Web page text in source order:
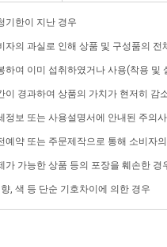
기한이 지난 경우
자의 과실로 인해 상품 및 구성품의
하여 이미 섭취하였거나 사용(착용 및
이 경과하여 상품의 가치가 현저히 감
정보 또는 사용설명서에 안내된 주의
예약 또는 주문제작으로 통해 소비자
가 가능한 상품 등의 포장을 훼손한 경
, 색 등 단순 기호차이에 의한 경우